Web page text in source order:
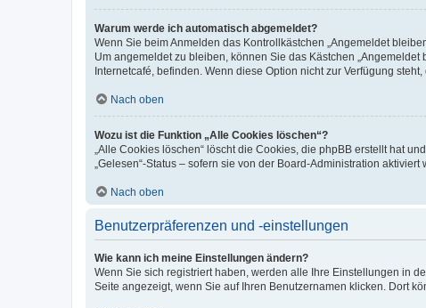
Warum werde ich automatisch abgemeldet?
Wenn Sie beim Anmelden das Kontrollkästchen „Angemeldet
Um angemeldet zu bleiben, können Sie das Kästchen
Internetcafé, befinden. Wenn diese Option nicht zur Verfügung
Nach oben
Wozu ist die Funktion „Alle Cookies löschen“?
„Alle Cookies löschen“ löscht die Cookies, die phpBB erstellt hat
„Gelesen“-Status – sofern sie von der Board-Administration
Nach oben
Benutzerpräferenzen und -einstellungen
Wie kann ich meine Einstellungen ändern?
Wenn Sie sich registriert haben, werden alle Ihre Einstellungen in
Seite angezeigt, wenn Sie auf Ihren Benutzernamen klicken. Dort